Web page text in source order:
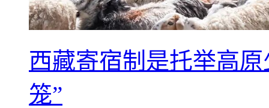
西藏寄宿制是托举高
笼”